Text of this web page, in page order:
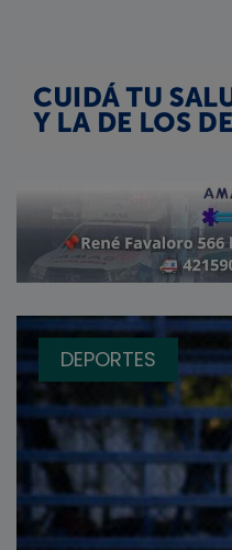
DEPORTES